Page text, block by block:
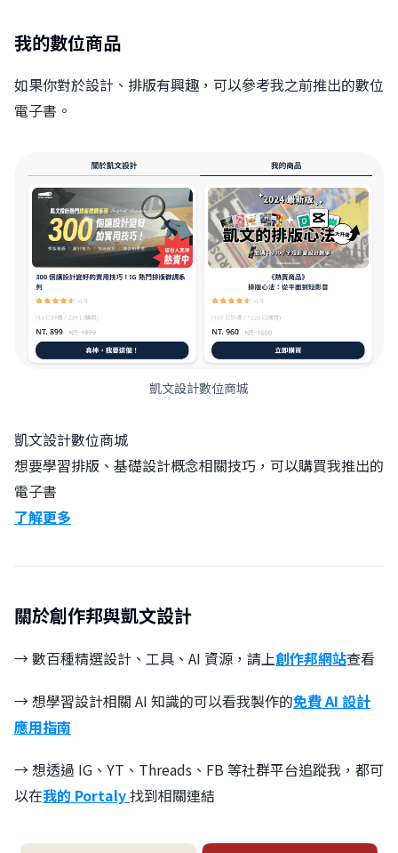
我的數位商品
如果你對於設計、排版有興趣，可以參考我之前推出的數位
電子書。
凱文設計數位商城
凱文設計數位商城
想要學習排版、基礎設計概念相關技巧，可以購買我推出的
電子書
了解更多
關於創作邦與凱文設計
→ 數百種精選設計、工具、AI 資源，請上創作邦網站查看
→ 想學習設計相關 AI 知識的可以看我製作的免費 AI 設計
應用指南
→ 想透過 IG、YT、Threads、FB 等社群平台追蹤我，都可
以在我的 Portaly找到相關連結